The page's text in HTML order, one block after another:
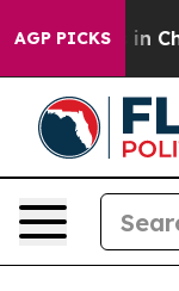
AGP PICKS
Chaos in